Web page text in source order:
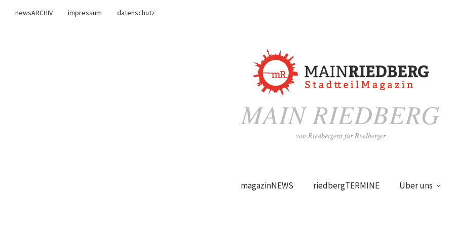
newsARCHIV impressum
datenschutz
MAIN RIEDBERG
von Riedbergern für Riedberger
magazinNEWS riedbergTERMINE Über uns